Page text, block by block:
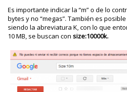
Es importante indicar la “m” o de lo
bytes y no “megas”. También es
siendo la abreviatura K, con lo que
10 MB, se buscan consize:10000k.